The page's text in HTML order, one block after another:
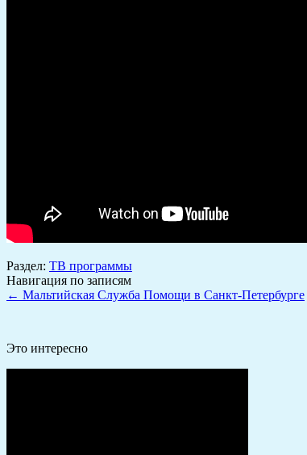
Раздел: ТВ программы
Навигация по записям
← Мальтийская Служба Помощи в Санкт-Петербурге
Это интересно